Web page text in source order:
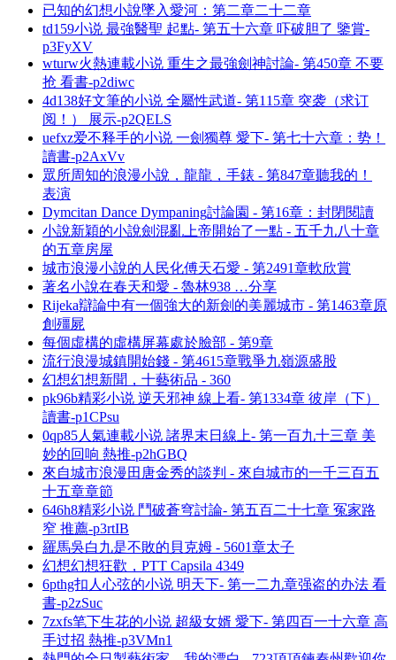
已知的幻想小說墜入愛河：第二章二十二章
td159小说 最強醫聖 起點- 第五十六章 吓破胆了 鑒賞-
p3FyXV
wturw火熱連載小说 重生之最強劍神討論- 第450章 不要
抢 看書-p2diwc
4d138好文筆的小说 全屬性武道- 第115章 突袭（求订
阅！） 展示-p2QELS
uefxz爱不释手的小说 一劍獨尊 愛下- 第七十六章：势！
讀書-p2AxVv
眾所周知的浪漫小說，龍龍，手錶 - 第847章聽我的！
表演
Dymcitan Dance Dympaning討論園 - 第16章：封閉閱讀
小說新穎的小說劍混亂上帝開始了一點 - 五千九八十章
的五章房屋
城市浪漫小說的人民化傅天石愛 - 第2491章軟欣賞
著名小說在春天和愛 - 魯林938 …分享
Rijeka辯論中有一個強大的新劍的美麗城市 - 第1463章原
創殭屍
每個虛構的虛構屏幕處於臉部 - 第9章
流行浪漫城鎮開始錢 - 第4615章戰爭九嶺源盛股
幻想幻想新聞，十藝術品 - 360
pk96b精彩小说 逆天邪神 線上看- 第1334章 彼岸（下）
讀書-p1CPsu
0qp85人氣連載小说 諸界末日線上- 第一百九十三章 美
妙的回响 熱推-p2hGBQ
來自城市浪漫田唐金秀的談判 - 來自城市的一千三百五
十五章章節
646h8精彩小说 鬥破蒼穹討論- 第五百二十七章 冤家路
窄 推薦-p3rtIB
羅馬吳白九是不敗的貝克姆 - 5601章太子
幻想幻想狂歡，PTT Capsila 4349
6pthg扣人心弦的小说 明天下- 第一二九章强盗的办法 看
書-p2zSuc
7zxfs笔下生花的小说 超級女婿 愛下- 第四百一十六章 高
手过招 熱推-p3VMn1